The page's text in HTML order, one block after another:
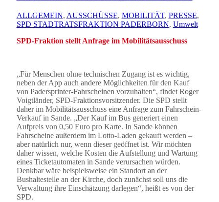
ALLGEMEIN, AUSSCHÜSSE, MOBILITÄT, PRESSE,
SPD STADTRATSFRAKTION PADERBORN, Umwelt
SPD-Fraktion stellt Anfrage im Mobilitätsausschuss
„Für Menschen ohne technischen Zugang ist es wichtig,
neben der App auch andere Möglichkeiten für den Kauf
von Padersprinter-Fahrscheinen vorzuhalten“, findet Roger
Voigtländer, SPD-Fraktionsvorsitzender. Die SPD stellt
daher im Mobilitätsausschuss eine Anfrage zum Fahrschein-
Verkauf in Sande. „Der Kauf im Bus generiert einen
Aufpreis von 0,50 Euro pro Karte. In Sande können
Fahrscheine außerdem im Lotto-Laden gekauft werden –
aber natürlich nur, wenn dieser geöffnet ist. Wir möchten
daher wissen, welche Kosten die Aufstellung und Wartung
eines Ticketautomaten in Sande verursachen würden.
Denkbar wäre beispielsweise ein Standort an der
Bushaltestelle an der Kirche, doch zunächst soll uns die
Verwaltung ihre Einschätzung darlegen“, heißt es von der
SPD.